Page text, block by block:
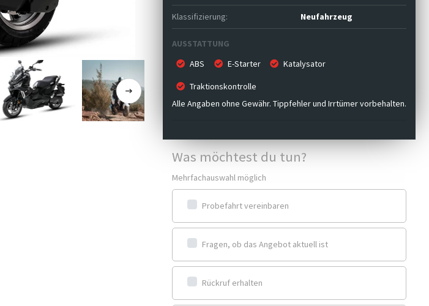
Klassifizierung: Neufahrzeug
AUSSTATTUNG
ABS
E-Starter Katalysator
Traktionskontrolle
Alle Angaben ohne Gewähr. Tippfehler und Irrtümer vorbehalten.
Was möchtest du tun?
Mehrfachauswahl möglich
Probefahrt vereinbaren
Fragen, ob das Angebot aktuell ist
Rückruf erhalten